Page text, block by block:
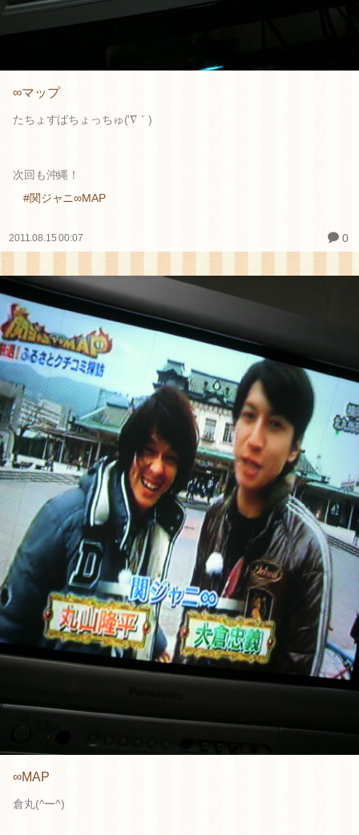
∞マップ
たちょすばちょっちゅ('∇｀)
次回も沖縄！
#関ジャニ∞MAP
2011.08.15 00:07 0
∞MAP
倉丸(^ー^)